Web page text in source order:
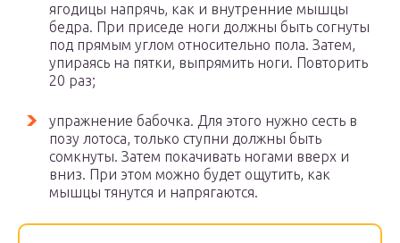
ягодицы напрячь, как и внутренние мышцы
бедра. При приседе ноги должны быть согнуты
под прямым углом относительно пола. Затем,
упираясь на пятки, выпрямить ноги. Повторить
20 раз;
упражнение бабочка. Для этого нужно сесть в
позу лотоса, только ступни должны быть
сомкнуты. Затем покачивать ногами вверх и
вниз. При этом можно будет ощутить, как
мышцы тянутся и напрягаются.